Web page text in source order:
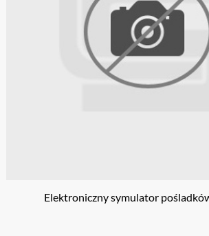
Elektroniczny symulator